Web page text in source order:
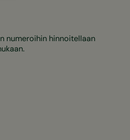
numeroihin hinnoitellaan